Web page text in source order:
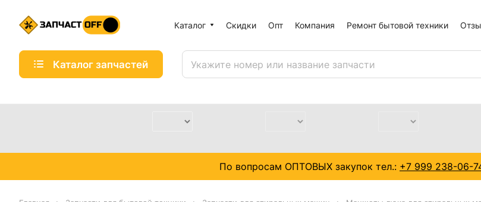
Каталог Скидки Опт Компания Ремонт бытовой техники
Каталог запчастей
По вопросам ОПТОВЫХ закупок тел.: +7 999 238-06-